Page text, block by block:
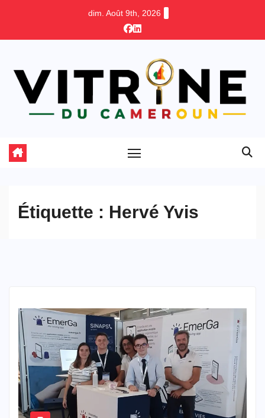
dim. Août 9th, 2026
Étiquette : Hervé Yvis